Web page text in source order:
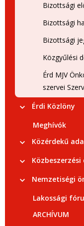
Bizottsági
Bizottsági
Bizottsági
Közgyűlési
Érd MJV
szervei
Érdi Közlöny
Meghívók
Közérdekű
Nemzetiségi
Lakossági
ARCHÍVUM